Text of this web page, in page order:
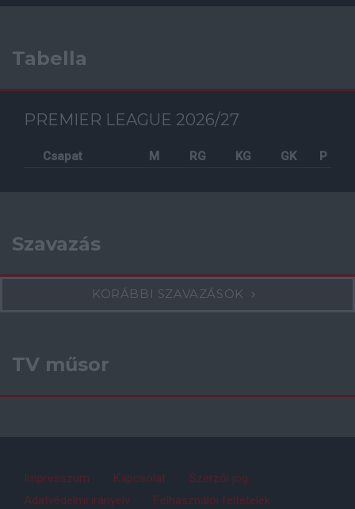
Tabella
PREMIER LEAGUE 2026/27
Csapat M RG KG GK P
Szavazás
KORÁBBI SZAVAZÁSOK
TV műsor
Impresszum Kapcsolat
Szerzői jog
Adatvédelmi irányelv
Felhasználói feltételek